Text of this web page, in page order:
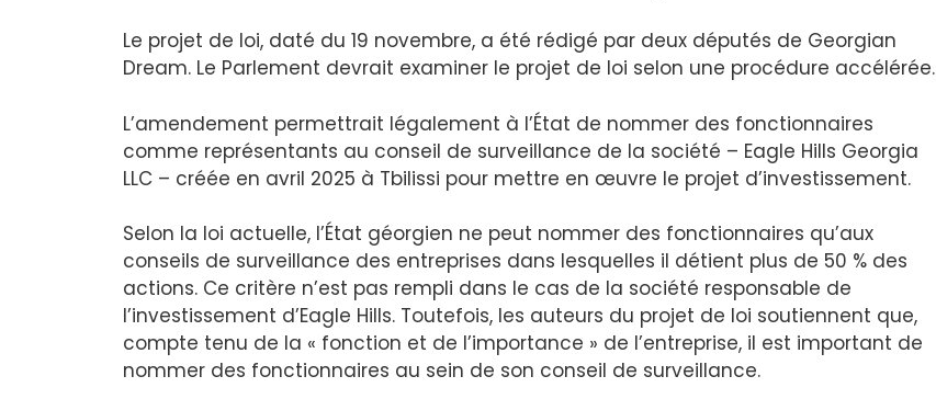
Le projet de loi, daté du 19 novembre, a été rédigé par deux députés de Georgian
Dream. Le Parlement devrait examiner le projet de loi selon une procédure accélérée.
L’amendement permettrait légalement à l’État de nommer des fonctionnaires
comme représentants au conseil de surveillance de la société – Eagle Hills Georgia
LLC – créée en avril 2025 à Tbilissi pour mettre en œuvre le projet d’investissement.
Selon la loi actuelle, l’État géorgien ne peut nommer des fonctionnaires qu’aux
conseils de surveillance des entreprises dans lesquelles il détient plus de 50 % des
actions. Ce critère n’est pas rempli dans le cas de la société responsable de
l’investissement d’Eagle Hills. Toutefois, les auteurs du projet de loi soutiennent que,
compte tenu de la « fonction et de l’importance » de l’entreprise, il est important de
nommer des fonctionnaires au sein de son conseil de surveillance.